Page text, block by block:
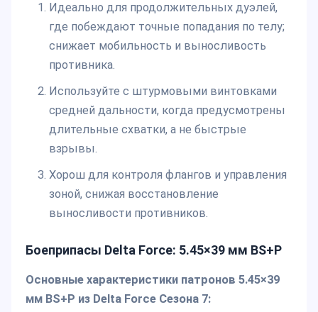
Идеально для продолжительных дуэлей,
где побеждают точные попадания по телу;
снижает мобильность и выносливость
противника.
Используйте с штурмовыми винтовками
средней дальности, когда предусмотрены
длительные схватки, а не быстрые
взрывы.
Хорош для контроля флангов и управления
зоной, снижая восстановление
выносливости противников.
Боеприпасы Delta Force: 5.45×39 мм BS+P
Основные характеристики патронов 5.45×39
мм BS+P из Delta Force Сезона 7: